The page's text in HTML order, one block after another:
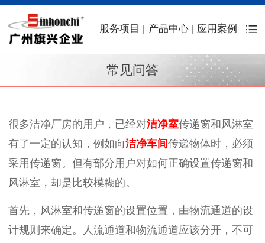
服务项目 产品中心 应用案例
常见问答
很多洁净厂房的用户，已经对洁净室传递窗和风淋室
有了一定的认知，例如向洁净车间传递物体时，必须
采用传递窗。但有部分用户对如何正确设置传递窗和
风淋室，却是比较模糊的。
首先，风淋室和传递窗的设置位置，由物流通道的设
计规则来确定。人流通道和物流通道应该分开，不可